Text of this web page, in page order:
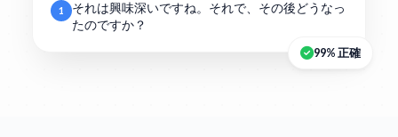
1
それは興味深いですね。それで、その後どうなっ
たのですか？
99% 正確